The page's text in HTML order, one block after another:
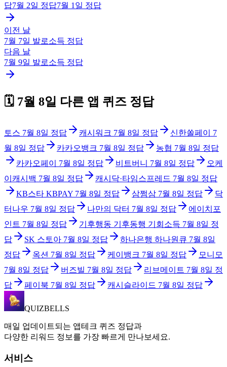
답7월 2일 정답7월 1일 정답
이전 날
7월 7일 발로소득 정답
다음 날
7월 9일 발로소득 정답
🗓️ 7월 8일 다른 앱 퀴즈 정답
토스 7월 8일 정답 캐시워크 7월 8일 정답 신한쏠페이
7
월 8일 정답 카카오뱅크 7월 8일 정답 농협 7월 8일 정답
카카오페이
7월 8일 정답 비트버니 7월 8일 정답
오케
이캐시백 7월 8일 정답 캐시닥·타임스프레드 7월 8일 정답
KB스타 KBPAY 7월 8일 정답 삼쩜삼 7월 8일 정답
닥
터나우 7월 8일 정답 나만의 닥터 7월 8일 정답
에이치포
인트 7월 8일 정답 기후행동 기후동행 기회소득 7월 8일 정
답
SK 스토아 7월 8일 정답 하나은행 하나원큐 7월 8일
정답
옥션 7월 8일 정답 케이뱅크 7월 8일 정답
모니모
7월 8일 정답 버즈빌 7월 8일 정답 리브메이트 7월 8일 정
답
페이북 7월 8일 정답 캐시슬라이드 7월 8일 정답
QUIZBELLS
매일 업데이트되는 앱테크 퀴즈 정답과
다양한 리워드 정보를 가장 빠르게 만나보세요.
서비스